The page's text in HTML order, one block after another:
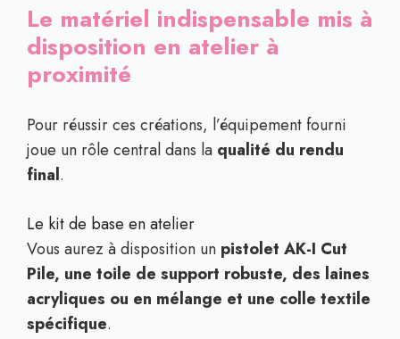
Le matériel indispensable mis à
disposition en atelier à
proximité
Pour réussir ces créations, l’équipement fourni
joue un rôle central dans la qualité du rendu
final.
Le kit de base en atelier
Vous aurez à disposition un pistolet AK-I Cut
Pile, une toile de support robuste, des laines
acryliques ou en mélange et une colle textile
spécifique.